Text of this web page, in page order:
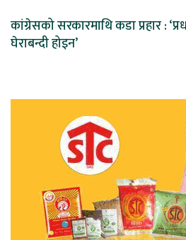
कांग्रेसको सरकारमाथि कडा प्रहार :
घेराबन्दी होइन’